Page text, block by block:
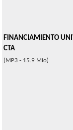
FINANCIAMIENTO
CTA
(MP3 - 15.9 Mio)